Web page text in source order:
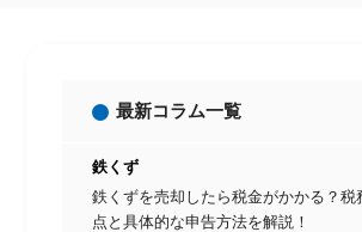
最新コラム一覧
鉄くず
鉄くずを売却したら税金がかかる？税
点と具体的な申告方法を解説！